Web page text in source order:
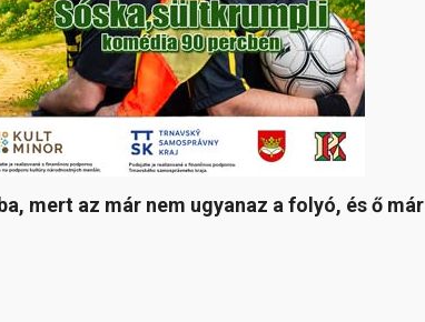
mert az már nem ugyanaz a folyó, és ő már